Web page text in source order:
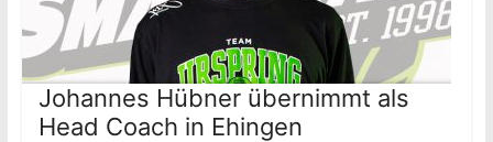
Johannes Hübner übernimmt als
Head Coach in Ehingen